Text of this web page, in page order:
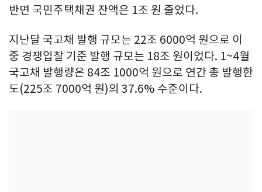
반면 국민주택채권 잔액은 1조 원 줄었다.
지난달 국고채 발행 규모는 22조 6000억 원으로 이
중 경쟁입찰 기준 발행 규모는 18조 원이었다. 1~4월
국고채 발행량은 84조 1000억 원으로 연간 총 발행한
도(225조 7000억 원)의 37.6% 수준이다.